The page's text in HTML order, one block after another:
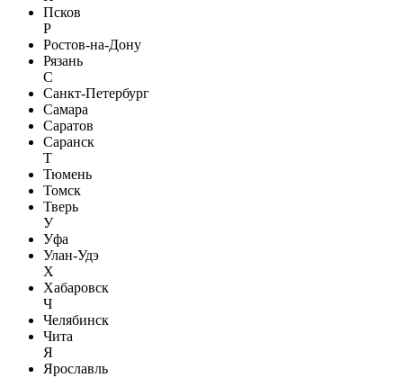
Псков
Р
Ростов-на-Дону
Рязань
С
Санкт-Петербург
Самара
Саратов
Саранск
Т
Тюмень
Томск
Тверь
У
Уфа
Улан-Удэ
Х
Хабаровск
Ч
Челябинск
Чита
Я
Ярославль